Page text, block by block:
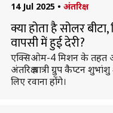
14 Jul 2025 • अंतरिक्ष
क्या होता है सोलर
वापसी में हुई देरी?
एक्सिओम-4 मिशन के तहत
अंतरिक्ष यात्री ग्रुप कैप्टन
लिए रवाना होंगे।